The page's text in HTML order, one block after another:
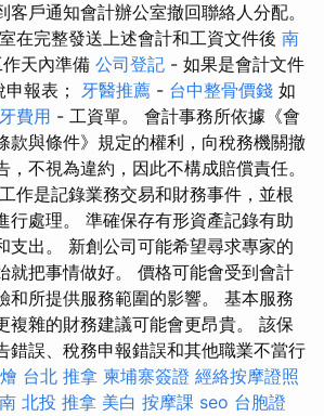
客戶通知會計辦公室撤回聯絡人分配。
在完整發送上述會計和工資文件後 南
天內準備 公司登記 - 如果是會計文件
報表； 牙醫推薦 - 台中整骨價錢 如
費用 - 工資單。 會計事務所依據《會
款與條件》規定的權利，向稅務機關撤
，不視為違約，因此不構成賠償責任。
作是記錄業務交易和財務事件，並根
行處理。 準確保存有形資產記錄有助
支出。 新創公司可能希望尋求專家的
就把事情做好。 價格可能會受到會計
和所提供服務範圍的影響。 基本服務
複雜的財務建議可能會更昂貴。 該保
錯誤、稅務申報錯誤和其他職業不當行
台北 推拿 柬埔寨簽證 經絡按摩證照
北投 推拿 美白 按摩課 seo 台胞證